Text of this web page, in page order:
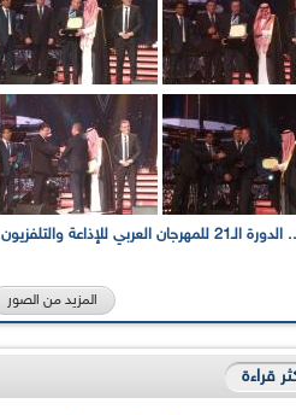
بالصور... الدورة الـ21 للمهرجان العربي للإذاعة والتلفزيون
المزيد من الصور
قراءة